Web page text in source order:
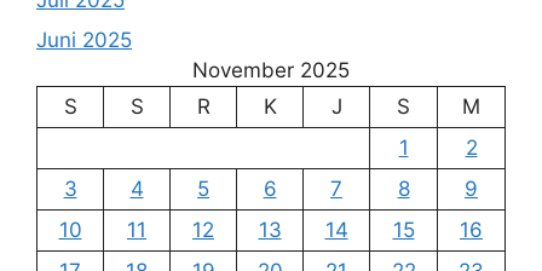
Juni 2025
November 2025
S
S R K J S
M
1
2
3
4 5 6 7 8
9
10
11 12 13 14 15
16